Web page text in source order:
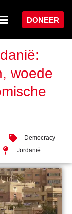
DONEER
woede
Democracy
Jordanië